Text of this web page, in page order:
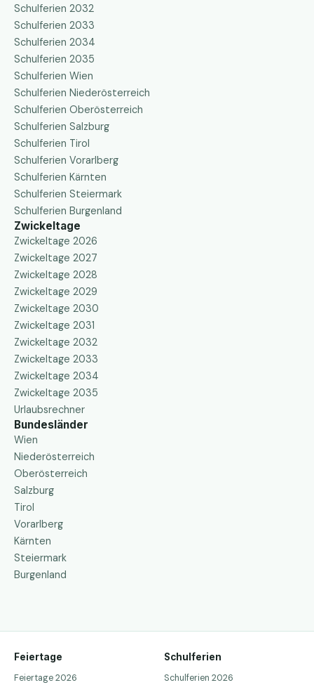
Schulferien 2032
Schulferien 2033
Schulferien 2034
Schulferien 2035
Schulferien Wien
Schulferien Niederösterreich
Schulferien Oberösterreich
Schulferien Salzburg
Schulferien Tirol
Schulferien Vorarlberg
Schulferien Kärnten
Schulferien Steiermark
Schulferien Burgenland
Zwickeltage
Zwickeltage 2026
Zwickeltage 2027
Zwickeltage 2028
Zwickeltage 2029
Zwickeltage 2030
Zwickeltage 2031
Zwickeltage 2032
Zwickeltage 2033
Zwickeltage 2034
Zwickeltage 2035
Urlaubsrechner
Bundesländer
Wien
Niederösterreich
Oberösterreich
Salzburg
Tirol
Vorarlberg
Kärnten
Steiermark
Burgenland
Feiertage
Feiertage 2026
Schulferien
Schulferien 2026